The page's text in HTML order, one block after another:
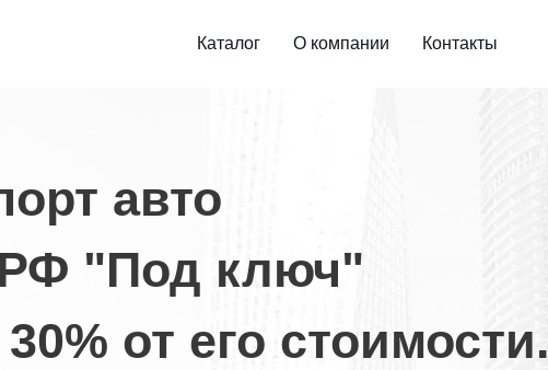
Каталог О компании Контакты
авто
"Под ключ"
от его стоимости.